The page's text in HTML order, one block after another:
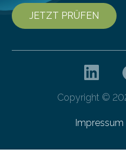
JETZT PRÜFEN
Copyright ©
Impressum